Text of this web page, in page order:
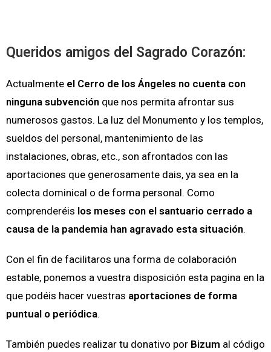
Queridos amigos del Sagrado Corazón:
Actualmente el Cerro de los Ángeles no cuenta con
ninguna subvención que nos permita afrontar sus
numerosos gastos. La luz del Monumento y los templos,
sueldos del personal, mantenimiento de las
instalaciones, obras, etc., son afrontados con las
aportaciones que generosamente dais, ya sea en la
colecta dominical o de forma personal. Como
comprenderéis los meses con el santuario cerrado a
causa de la pandemia han agravado esta situación.
Con el fin de facilitaros una forma de colaboración
estable, ponemos a vuestra disposición esta pagina en la
que podéis hacer vuestras aportaciones de forma
puntual o periódica.
También puedes realizar tu donativo por Bizum al código